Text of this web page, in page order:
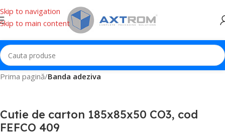
Skip to navigation
Skip to main content
Prima pagină Banda adeziva
Cutie de carton 185x85x50 CO3, cod
FEFCO 409